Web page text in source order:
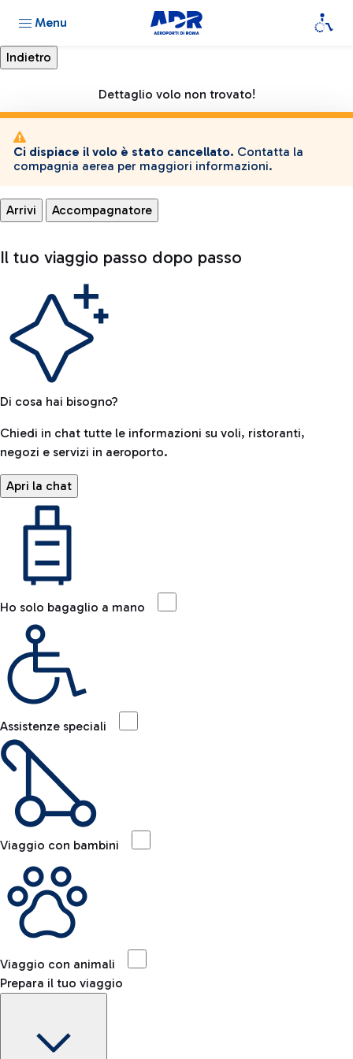
Menu
Dettaglio volo non trovato!
Ci dispiace il volo è stato cancellato. Contatta la
compagnia aerea per maggiori informazioni.
Arrivi Accompagnatore
Il tuo viaggio passo dopo passo
Di cosa hai bisogno?
Chiedi in chat tutte le informazioni su voli, ristoranti,
negozi e servizi in aeroporto.
Apri la chat
Ho solo bagaglio a mano
Assistenze speciali
Viaggio con bambini
Viaggio con animali
Prepara il tuo viaggio